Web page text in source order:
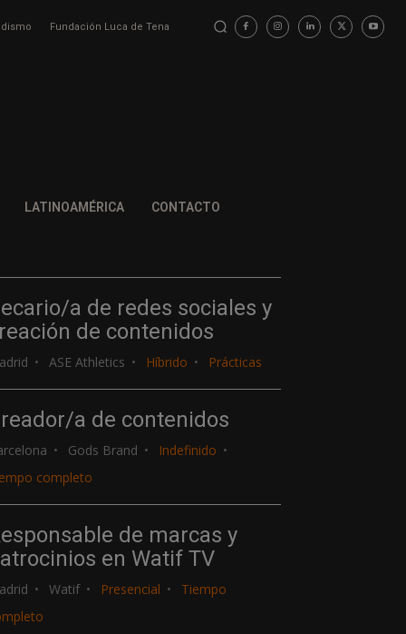
Fundación Luca de Tena
LATINOAMÉRICA CONTACTO
a de redes sociales y
de contenidos
ASE Athletics Híbrido Prácticas
a de contenidos
Gods Brand
Indefinido
completo
de marcas y
en Watif TV
Watif Presencial
Tiempo